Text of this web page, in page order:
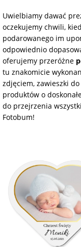
Zawieszki do
samochodu ze
zdjęciem
Personalizowane
gry ze zdjęciem
Plakaty ze zdjęć
Koszulki
personalizowane
Fartuchy
personalizowane
na Dzień
Dziecka
na Dzień Ojca
na urodziny
na 18 urodziny
na 30 urodziny
na 40 urodziny
dla 40-latka
dla mamy
dla taty
dla dziecka
dla ucznia
Uwielbiamy dawać
oczekujemy chwili,
podarowanego im
odpowiednio
oferujemy przeróżne
tu znakomicie
zdjęciem, zawieszki
produktów o
do przejrzenia
Fotobum!